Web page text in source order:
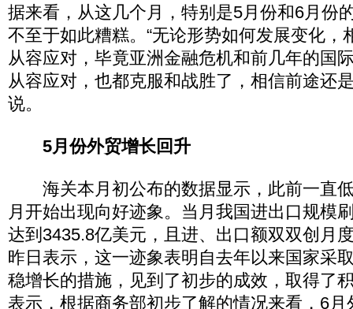
据来看，从这几个月，特别是5月份和6月份
不至于如此糟糕。“无论形势如何发展变化，
从容应对，毕竟亚洲金融危机和前几年的国
从容应对，也都克服和战胜了，相信前途还
说。
5月份外贸增长回升
海关本月初公布的数据显示，此前一直
月开始出现向好迹象。当月我国进出口规模
达到3435.8亿美元，且进、出口额双双创月
昨日表示，这一迹象表明自去年以来国家采
稳增长的措施，见到了初步的成效，取得了
表示，根据商务部初步了解的情况来看，6